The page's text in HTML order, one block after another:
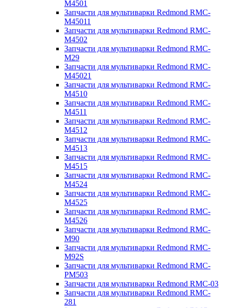
M4501
Запчасти для мультиварки Redmond RMC-
M45011
Запчасти для мультиварки Redmond RMC-
M4502
Запчасти для мультиварки Redmond RMC-
M29
Запчасти для мультиварки Redmond RMC-
M45021
Запчасти для мультиварки Redmond RMC-
M4510
Запчасти для мультиварки Redmond RMC-
M4511
Запчасти для мультиварки Redmond RMC-
M4512
Запчасти для мультиварки Redmond RMC-
M4513
Запчасти для мультиварки Redmond RMC-
M4515
Запчасти для мультиварки Redmond RMC-
M4524
Запчасти для мультиварки Redmond RMC-
M4525
Запчасти для мультиварки Redmond RMC-
M4526
Запчасти для мультиварки Redmond RMC-
M90
Запчасти для мультиварки Redmond RMC-
M92S
Запчасти для мультиварки Redmond RMC-
PM503
Запчасти для мультиварки Redmond RMC-03
Запчасти для мультиварки Redmond RMC-
281